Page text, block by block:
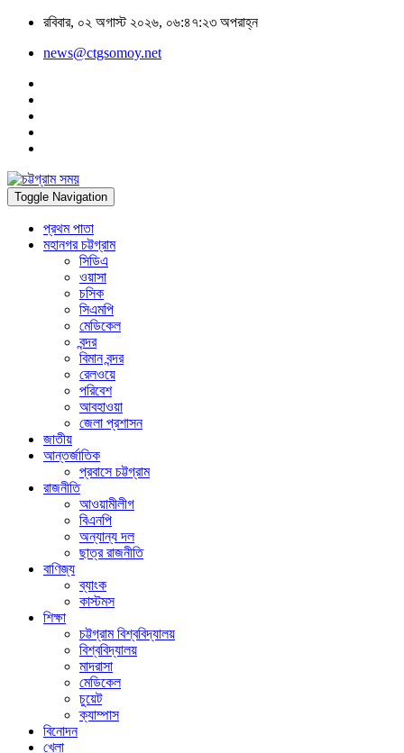
রবিবার, ০২ অগাস্ট ২০২৬, ০৬:৪৭:২৩ অপরাহ্ন
news@ctgsomoy.net
Toggle Navigation
প্রথম পাতা
মহানগর চট্টগ্রাম
সিডিএ
ওয়াসা
চসিক
সিএমপি
মেডিকেল
বন্দর
বিমান বন্দর
রেলওয়ে
পরিবেশ
আবহাওয়া
জেলা প্রশাসন
জাতীয়
আন্তর্জাতিক
প্রবাসে চট্টগ্রাম
রাজনীতি
আওয়ামীলীগ
বিএনপি
অন্যান্য দল
ছাত্র রাজনীতি
বাণিজ্য
ব্যাংক
কাস্টমস
শিক্ষা
চট্টগ্রাম বিশ্ববিদ্যালয়
বিশ্ববিদ্যালয়
মাদরাসা
মেডিকেল
চুয়েট
ক্যাম্পাস
বিনোদন
খেলা